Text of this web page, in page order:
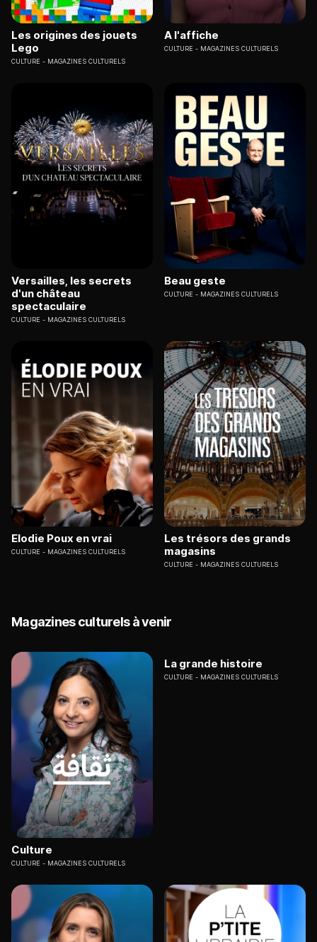
Les origines des jouets
Lego
CULTURE MAGAZINES CULTURELS
A l'affiche
CULTURE MAGAZINES CULTURELS
Versailles, les secrets
d'un château
spectaculaire
CULTURE MAGAZINES CULTURELS
Beau geste
CULTURE MAGAZINES CULTURELS
Elodie Poux en vrai
CULTURE MAGAZINES CULTURELS
Les trésors des grands
magasins
CULTURE MAGAZINES CULTURELS
Magazines culturels à venir
Culture
CULTURE MAGAZINES CULTURELS
La grande histoire
CULTURE MAGAZINES CULTURELS